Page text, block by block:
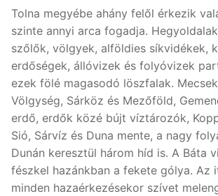
Tolna megyébe ahány felől érkezik
szinte annyi arca fogadja.
szőlők, völgyek, alföldies síkvidékek,
erdőségek, állóvizek és folyóvizek
ezek fölé magasodó löszfalak.
Völgység, Sárköz és Mezőföld,
erdő, erdők közé bújt víztározók,
Sió, Sárvíz és Duna mente, a nagy
Dunán keresztül három híd is. A Báta
fészkel hazánkban a fekete gólya. Az
minden hazaérkezésekor szívet